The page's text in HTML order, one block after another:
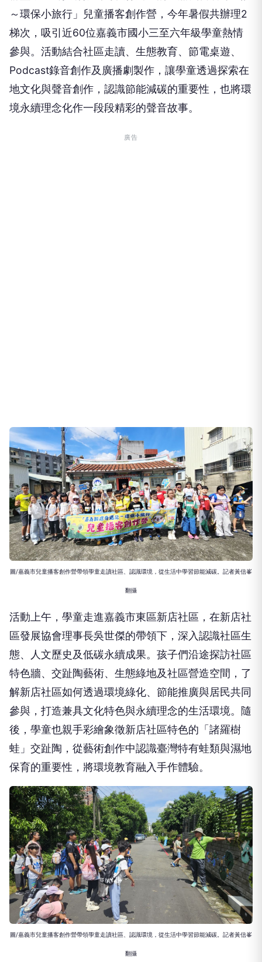
～環保小旅行」兒童播客創作營，今年暑假共辦理2
梯次，吸引近60位嘉義市國小三至六年級學童熱情
參與。活動結合社區走讀、生態教育、節電桌遊、
Podcast錄音創作及廣播劇製作，讓學童透過探索在
地文化與聲音創作，認識節能減碳的重要性，也將環
境永續理念化作一段段精彩的聲音故事。
廣告
圖/嘉義市兒童播客創作營帶領學童走讀社區、認識環境，從生活中學習節能減碳。記者黃信峯
翻攝
活動上午，學童走進嘉義市東區新店社區，在新店社
區發展協會理事長吳世傑的帶領下，深入認識社區生
態、人文歷史及低碳永續成果。孩子們沿途探訪社區
特色牆、交趾陶藝術、生態綠地及社區營造空間，了
解新店社區如何透過環境綠化、節能推廣與居民共同
參與，打造兼具文化特色與永續理念的生活環境。隨
後，學童也親手彩繪象徵新店社區特色的「諸羅樹
蛙」交趾陶，從藝術創作中認識臺灣特有蛙類與濕地
保育的重要性，將環境教育融入手作體驗。
圖/嘉義市兒童播客創作營帶領學童走讀社區、認識環境，從生活中學習節能減碳。記者黃信峯
翻攝